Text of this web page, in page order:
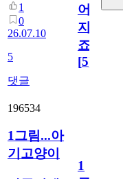
1
0
26.07.10
5
댓글
어
지
죠.?
[5]
196534
1그림...아
기고양이
1